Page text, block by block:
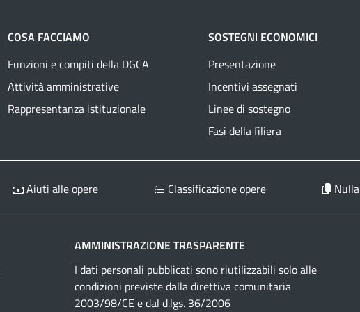
COSA FACCIAMO
Funzioni e compiti della DGCA
Attività amministrative
Rappresentanza istituzionale
SOSTEGNI ECONOMICI
Presentazione
Incentivi assegnati
Linee di sostegno
Fasi della filiera
Aiuti alle opere Classificazione opere
AMMINISTRAZIONE TRASPARENTE
I dati personali pubblicati sono riutilizzabili solo alle
condizioni previste dalla direttiva comunitaria
2003/98/CE e dal d.lgs. 36/2006